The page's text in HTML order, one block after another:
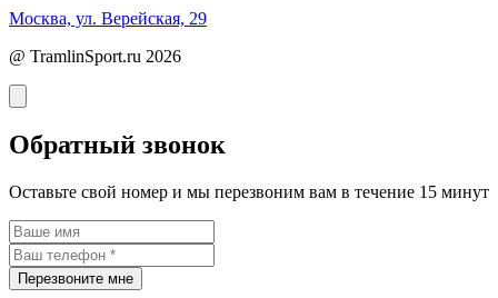
Москва, ул. Верейская, 29
@ TramlinSport.ru 2026
Обратный звонок
Оставьте свой номер и мы перезвоним вам в течение 15 минут
Перезвоните мне